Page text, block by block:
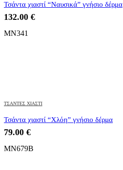
Τσάντα χιαστί “Ναυσικά” γνήσιο δέρμα
132.00 €
MN341
ΤΣΑΝΤΕΣ ΧΙΑΣΤΙ
Τσάντα χιαστί “Χλόη” γνήσιο δέρμα
79.00 €
MN679B